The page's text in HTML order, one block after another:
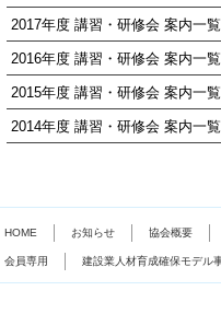
2017年度 講習・研修会 案内一覧
2016年度 講習・研修会 案内一覧
2015年度 講習・研修会 案内一覧
2014年度 講習・研修会 案内一覧
HOME お知らせ 協会概要
会員専用 建設業人材育成確保モデル